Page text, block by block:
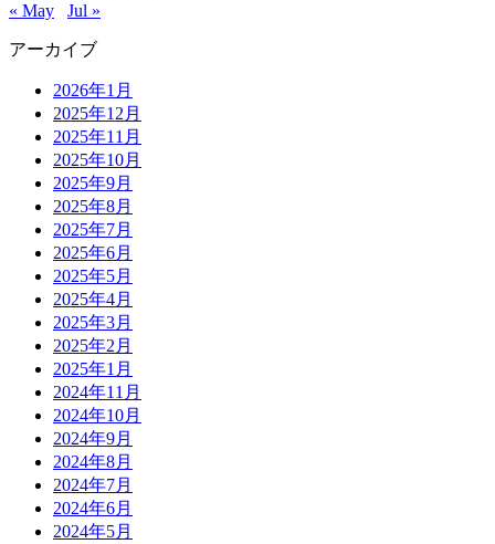
« May
Jul »
アーカイブ
2026年1月
2025年12月
2025年11月
2025年10月
2025年9月
2025年8月
2025年7月
2025年6月
2025年5月
2025年4月
2025年3月
2025年2月
2025年1月
2024年11月
2024年10月
2024年9月
2024年8月
2024年7月
2024年6月
2024年5月